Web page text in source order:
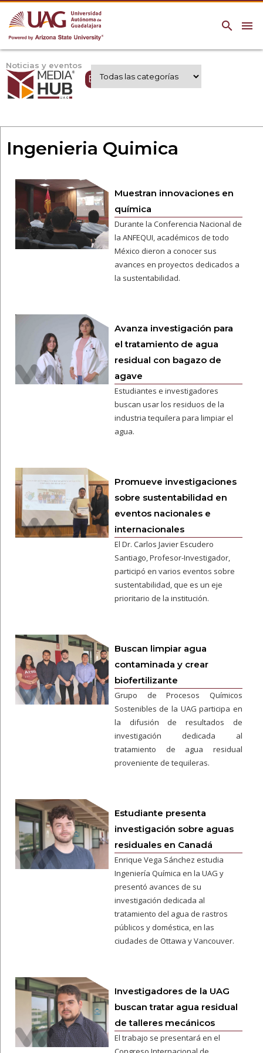
menu
search
Noticias y eventos
Expertos UAG
Ingenieria Quimica
Muestran innovaciones en
química
Durante la Conferencia Nacional de
la ANFEQUI, académicos de todo
México dieron a conocer sus
avances en proyectos dedicados a
la sustentabilidad.
Avanza investigación para
el tratamiento de agua
residual con bagazo de
agave
Estudiantes e investigadores
buscan usar los residuos de la
industria tequilera para limpiar el
agua.
Promueve investigaciones
sobre sustentabilidad en
eventos nacionales e
internacionales
El Dr. Carlos Javier Escudero
Santiago, Profesor-Investigador,
participó en varios eventos sobre
sustentabilidad, que es un eje
prioritario de la institución.
Buscan limpiar agua
contaminada y crear
biofertilizante
Grupo de Procesos Químicos
Sostenibles de la UAG participa en
la difusión de resultados de
investigación dedicada al
tratamiento de agua residual
proveniente de tequileras.
Estudiante presenta
investigación sobre aguas
residuales en Canadá
Enrique Vega Sánchez estudia
Ingeniería Química en la UAG y
presentó avances de su
investigación dedicada al
tratamiento del agua de rastros
públicos y doméstica, en las
ciudades de Ottawa y Vancouver.
Investigadores de la UAG
buscan tratar agua residual
de talleres mecánicos
El trabajo se presentará en el